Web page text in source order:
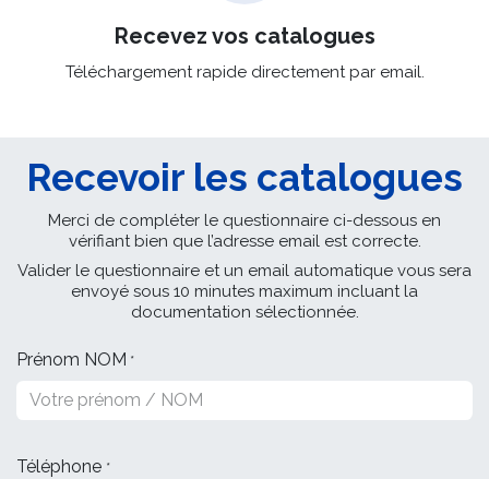
Recevez vos catalogues
Téléchargement rapide directement par email.
Recevoir les catalogues
Merci de compléter le questionnaire ci-dessous en
vérifiant bien que l’adresse email est correcte.
Valider le questionnaire et un email automatique vous sera
envoyé sous 10 minutes maximum incluant la
documentation sélectionnée.
Prénom NOM *
Téléphone *